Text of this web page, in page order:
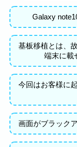
Galaxy
基板移植とは、
端末に載
今回はお客様に
画面がブラック